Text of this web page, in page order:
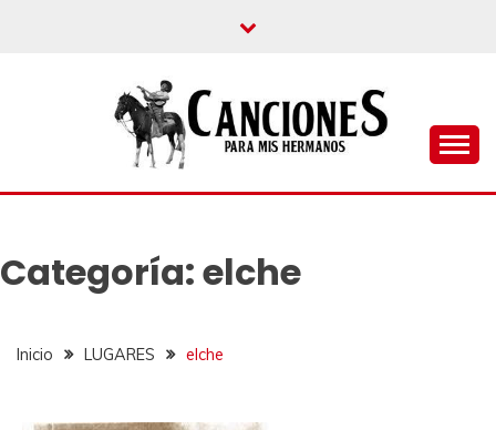
CANCIONES PARA
MIS HERMANOS
Categoría:elche
Inicio LUGARES elche